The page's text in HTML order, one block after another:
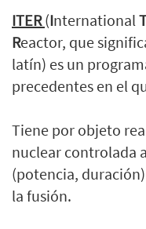
ITER(International
Reactor, que
latín) es un
precedentes en el
Tiene por objeto
nuclear controlada
(potencia,
la fusión.